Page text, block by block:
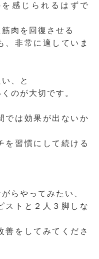
感じられるはずで
肉を回復させる
、非常に適していま
、と
のが大切です。
では効果が出ないか
を習慣にして続ける
らやってみたい、
ストと２人３脚しな
善をしてみてくださ